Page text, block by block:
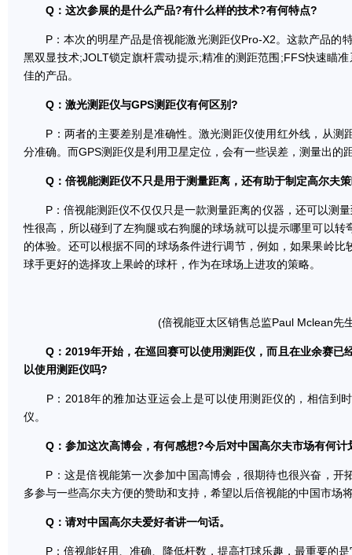
Q：这次参展的是什么产品?有什么样的技术?有何特点?
P：本次的明星产品是倍视能激光测距仪Pro-X2。这款产品的
黑双显技术;JOLT锁定旗杆震动提示;精准的测距范围;FFS快速瞄
佳的产品。
Q：激光测距仪与GPS测距仪有何区别?
P：两者的主要差别是准确性。激光测距仪使用红外线，从测
分准确。而GPS测距仪是利用卫星定位，会有一些误差，测量出的
Q：倍视能测距仪不只是用于测量距离，还有助于制定高尔夫
P：倍视能测距仪不仅仅只是一款测量距离的仪器，还可以测量
性很高，所以碰到了左狗腿或右狗腿的球场就可以提示哪里可以转
的体验。还可以根据不同的球场条件进行调节，例如，如果果岭
球手更好的选择攻上果岭的球杆，作为在球场上进攻的策略。
(倍视能亚太区销售总监Paul Mclean先
Q：2019年开始，在巡回赛可以使用测距仪，而且在业余赛已
以使用测距仪吗?
P：2018年的雅加达亚运会上是可以使用测距仪的，相信到
仪。
Q：参加这次高博会，有何感想?今后对中国高尔夫市场有何计
P：这是倍视能第一次参加中国高博会，很期待也很兴奋，开
多参与一些高尔夫方便的赞助和支持，希望以后倍视能的中国市场
Q：请对中国高尔夫爱好者讲一句话。
P：倍视能好用、准确、降低杆数，提高打球乐趣，最重要的是